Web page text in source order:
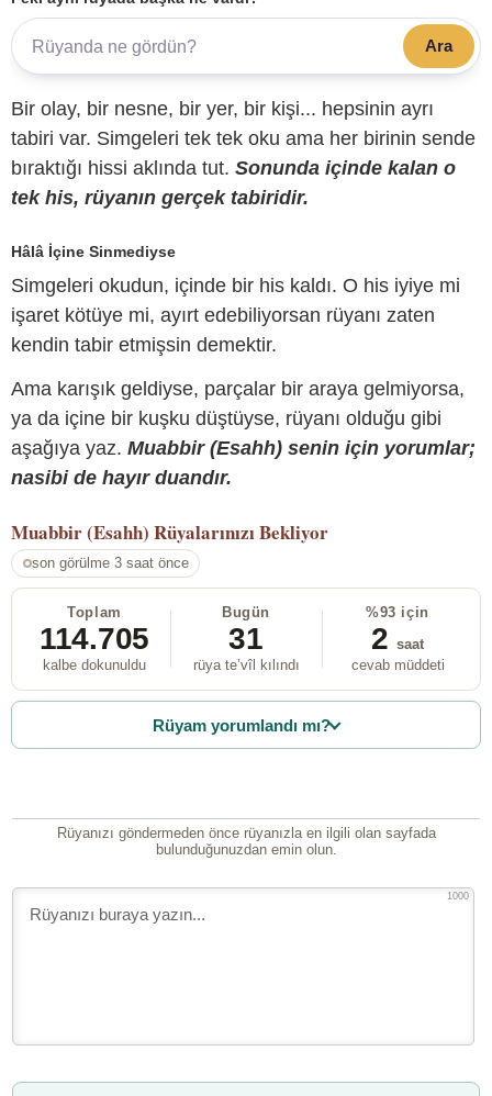
Ara
Bir olay, bir nesne, bir yer, bir kişi... hepsinin ayrı
tabiri var. Simgeleri tek tek oku ama her birinin sende
bıraktığı hissi aklında tut. Sonunda içinde kalan o
tek his, rüyanın gerçek tabiridir.
Hâlâ İçine Sinmediyse
Simgeleri okudun, içinde bir his kaldı. O his iyiye mi
işaret kötüye mi, ayırt edebiliyorsan rüyanı zaten
kendin tabir etmişsin demektir.
Ama karışık geldiyse, parçalar bir araya gelmiyorsa,
ya da içine bir kuşku düştüyse, rüyanı olduğu gibi
aşağıya yaz. Muabbir (Esahh) senin için yorumlar;
nasibi de hayır duandır.
Muabbir (Esahh) Rüyalarınızı Bekliyor
son görülme 3 saat önce
Toplam
114.705
kalbe dokunuldu
Bugün
31
rüya te’vîl kılındı
%93 için
2 saat
cevab müddeti
Rüyam yorumlandı mı?
Rüyanızı göndermeden önce rüyanızla en ilgili olan sayfada
bulunduğunuzdan emin olun.
1000